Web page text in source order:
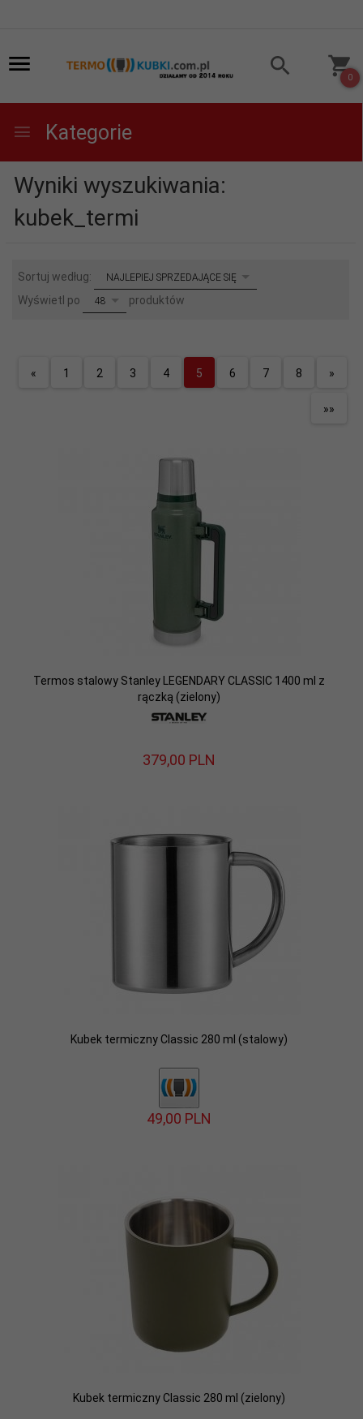
0
Kategorie
Wyniki wyszukiwania:
kubek_termi
Sortuj według: sortNAJLEPIEJ SPRZEDAJĄCE SIĘ
Wyświetl po pop48 produktów
« 1 2 3 4 5 6 7 8 »
»»
Termos stalowy Stanley LEGENDARY CLASSIC 1400 ml z
rączką (zielony)
379,00 PLN
Kubek termiczny Classic 280 ml (stalowy)
49,00 PLN
Kubek termiczny Classic 280 ml (zielony)